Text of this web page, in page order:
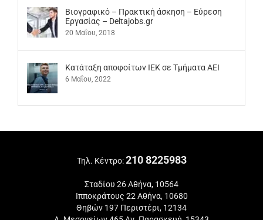
Βιογραφικό – Πρακτική άσκηση – Εύρεση
Εργασίας – Deltajobs.gr
20 Μαΐου, 2018
Kατάταξη αποφοίτων ΙΕΚ σε Τμήματα ΑΕΙ
6 Μαΐου, 2022
Τηλ. Κέντρο:210 8225983
Σταδίου 26 Αθήνα, 10564
Ιπποκράτους 22 Αθήνα, 10680
Θηβών 197 Περιστέρι, 12134